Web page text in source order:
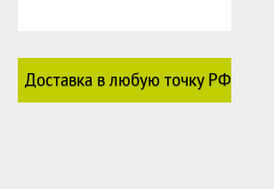
Доставка в любую точку РФ